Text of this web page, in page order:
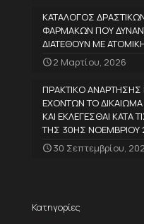
ΚΑΤΑΛΟΓΟΣ
ΦΑΡΜΑΚΩΝ ΠΟΥ
ΔΙΑΤΕΘΟΥΝ ΜΕ
2 Μαρτίου, 2026
ΠΡΑΚΤΙΚΟ
ΕΧΟΝΤΩΝ ΤΟ ΔΙΚΑΙΩΜΑ
ΚΑΙ ΕΚΛΕΓΕΣΘΑΙ ΚΑΤΑ
ΤΗΣ 30ΗΣ ΝΟΕΜΒΡΙΟΥ
30 Σεπτεμβρίου,
Κατηγορίες